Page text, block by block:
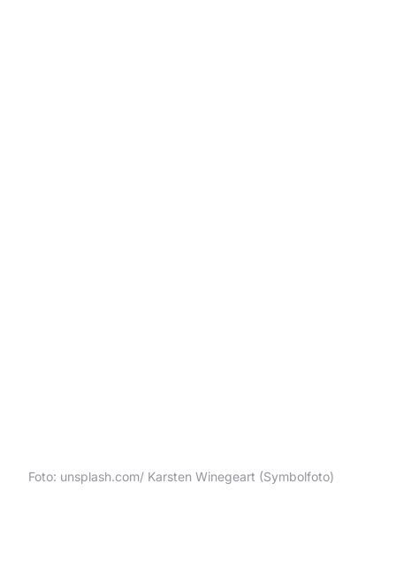
Foto: unsplash.com/ Karsten Winegeart (Symbolfoto)